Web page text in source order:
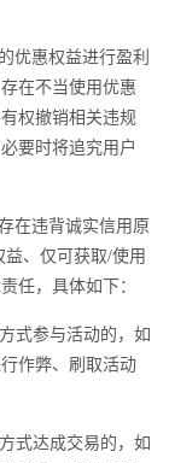
优惠权益进行盈利
在不当使用优惠
权撤销相关违规
要时将追究用户
在违背诚实信用原
、仅可获取/使用
任，具体如下：
式参与活动的，如
作弊、刷取活动
式达成交易的，如